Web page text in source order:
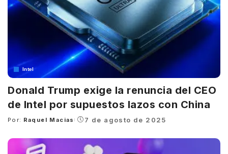
Intel
Donald Trump exige la renuncia del CEO
de Intel por supuestos lazos con China
Posted
Por: Raquel Macias 7 de agosto de 2025